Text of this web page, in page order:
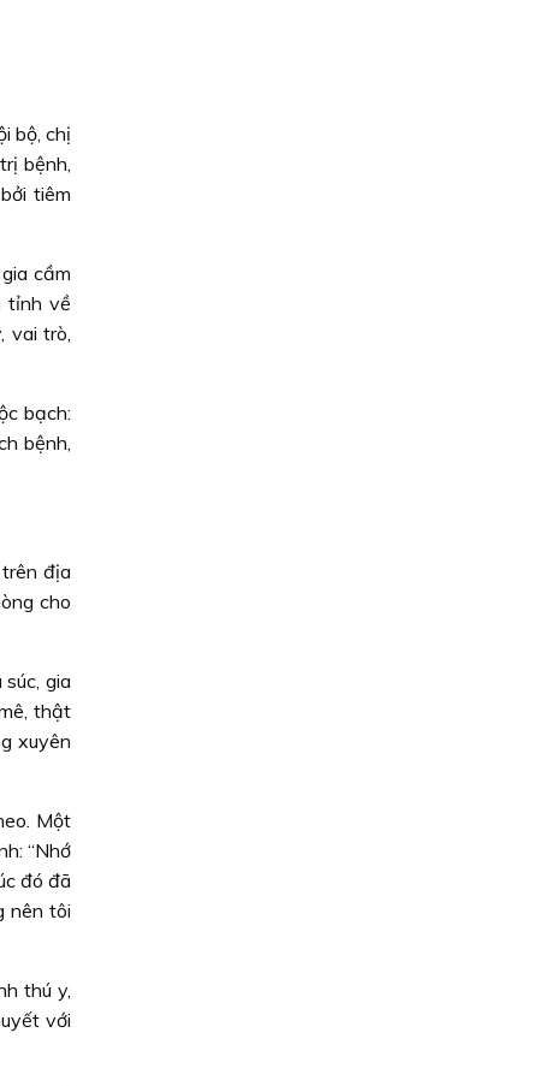
bộ, chị
bệnh,
tiêm
cầm
tỉnh về
vai trò,
bạch:
bệnh,
địa
cho
gia
thật
xuyên
Một
“Nhớ
đó đã
nên tôi
thú y,
với